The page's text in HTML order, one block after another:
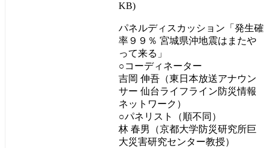
KB)
パネルディスカッション「発生確
率９９％ 宮城県沖地震はまたや
って来る」
○コーディネーター
吉岡 伸吾（東日本放送アナウン
サー 仙台ライフライン防災情報
ネットワーク）
○パネリスト（順不同）
林 春男（京都大学防災研究所巨
大災害研究センター教授）